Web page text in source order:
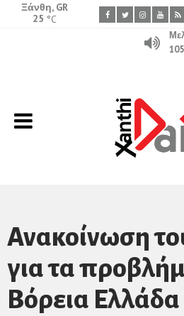
Ξάνθη, GR
25 °C
Ανακοίνωση
για τα
Βόρεια